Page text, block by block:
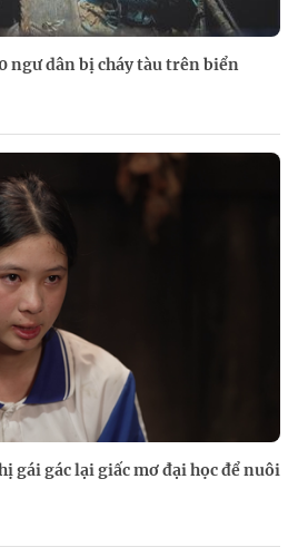
ngư dân bị cháy tàu trên biển
gái gác lại giấc mơ đại học để nuôi